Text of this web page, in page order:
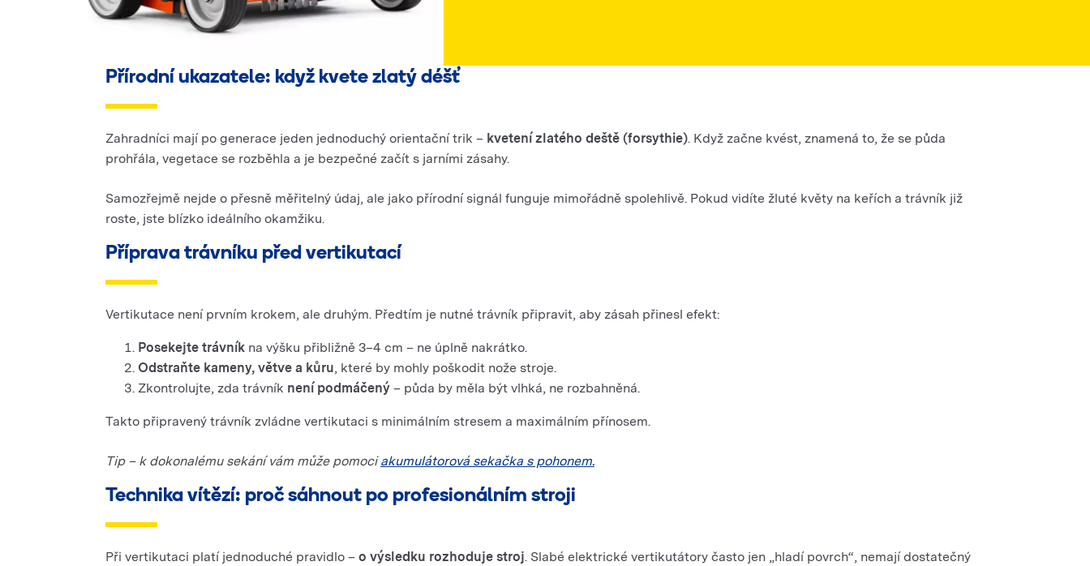
Přírodní ukazatele: když kvete zlatý déšť
Zahradníci mají po generace jeden jednoduchý orientační trik – kvetení zlatého deště (forsythie). Když začne kvést, znamená to, že se půda
prohřála, vegetace se rozběhla a je bezpečné začít s jarními zásahy.
Samozřejmě nejde o přesně měřitelný údaj, ale jako přírodní signál funguje mimořádně spolehlivě. Pokud vidíte žluté květy na keřích a trávník již
roste, jste blízko ideálního okamžiku.
Příprava trávníku před vertikutací
Vertikutace není prvním krokem, ale druhým. Předtím je nutné trávník připravit, aby zásah přinesl efekt:
Posekejte trávník na výšku přibližně 3–4 cm – ne úplně nakrátko.
Odstraňte kameny, větve a kůru, které by mohly poškodit nože stroje.
Zkontrolujte, zda trávník není podmáčený – půda by měla být vlhká, ne rozbahněná.
Takto připravený trávník zvládne vertikutaci s minimálním stresem a maximálním přínosem.
Tip – k dokonalému sekání vám může pomociakumulátorová sekačka s pohonem.
Technika vítězí: proč sáhnout po profesionálním stroji
Při vertikutaci platí jednoduché pravidlo – o výsledku rozhoduje stroj. Slabé elektrické vertikutátory často jen „hladí povrch“, nemají dostatečný